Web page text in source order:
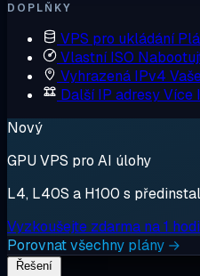
DOPLŇKY
VPS pro ukládání
Vlastní ISO
Vyhrazená IPv4
Další IP adresyVíce
Nový
GPU VPS pro AI úlohy
L4, L40S a H100 s
Vyzkoušejte zdarma na 1
Porovnat všechny plány →